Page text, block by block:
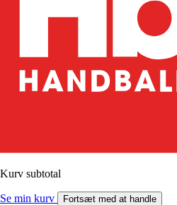
Kurv subtotal
Se min kurv Fortsæt med at handle